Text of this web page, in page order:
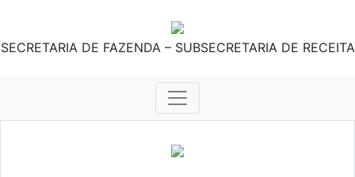
SECRETARIA DE FAZENDA – SUBSECRETARIA DE RECEITA